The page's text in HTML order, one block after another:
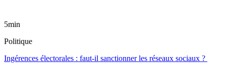
5min
Politique
Ingérences électorales : faut-il sanctionner les réseaux sociaux ?